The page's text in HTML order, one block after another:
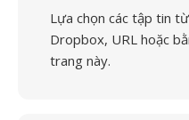
Lựa chọn các tập tin
Dropbox, URL hoặc
trang này.